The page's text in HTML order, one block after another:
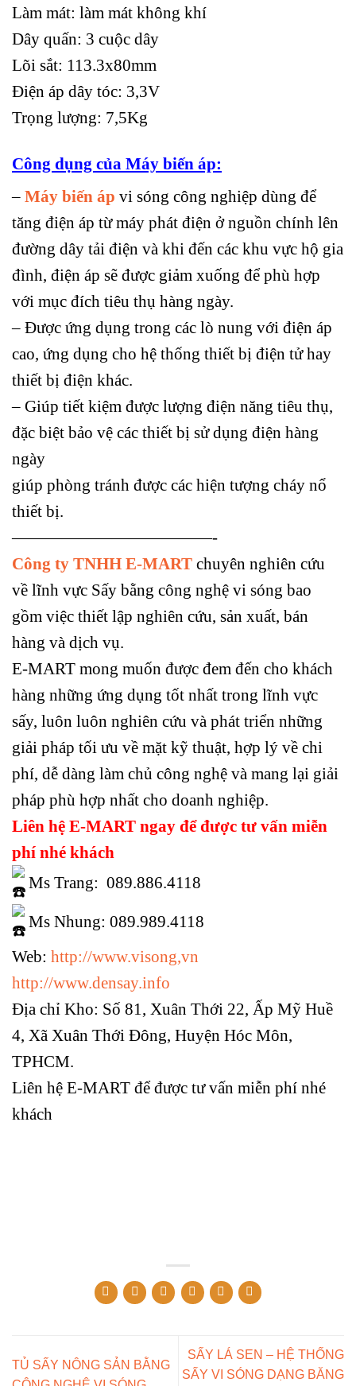
Làm mát: làm mát không khí
Dây quấn: 3 cuộc dây
Lõi sắt: 113.3x80mm
Điện áp dây tóc: 3,3V
Trọng lượng: 7,5Kg
Công dụng của Máy biến áp:
– Máy biến áp vi sóng công nghiệp dùng để
tăng điện áp từ máy phát điện ở nguồn chính lên
đường dây tải điện và khi đến các khu vực hộ gia
đình, điện áp sẽ được giảm xuống để phù hợp
với mục đích tiêu thụ hàng ngày.
– Được ứng dụng trong các lò nung với điện áp
cao, ứng dụng cho hệ thống thiết bị điện tử hay
thiết bị điện khác.
– Giúp tiết kiệm được lượng điện năng tiêu thụ,
đặc biệt bảo vệ các thiết bị sử dụng điện hàng
ngày
giúp phòng tránh được các hiện tượng cháy nổ
thiết bị.
————————————-
Công ty TNHH E-MART chuyên nghiên cứu
về lĩnh vực Sấy bằng công nghệ vi sóng bao
gồm việc thiết lập nghiên cứu, sản xuất, bán
hàng và dịch vụ.
E-MART mong muốn được đem đến cho khách
hàng những ứng dụng tốt nhất trong lĩnh vực
sấy, luôn luôn nghiên cứu và phát triển những
giải pháp tối ưu về mặt kỹ thuật, hợp lý về chi
phí, dễ dàng làm chủ công nghệ và mang lại giải
pháp phù hợp nhất cho doanh nghiệp.
Liên hệ E-MART ngay để được tư vấn miễn
phí nhé khách
Ms Trang: 089.886.4118
Ms Nhung: 089.989.4118
Web: http://www.visong,vn
http://www.densay.info
Địa chỉ Kho: Số 81, Xuân Thới 22, Ấp Mỹ Huề
4, Xã Xuân Thới Đông, Huyện Hóc Môn,
TPHCM.
Liên hệ E-MART để được tư vấn miễn phí nhé
khách
TỦ SẤY NÔNG SẢN BẰNG
SẤY LÁ SEN – HỆ THỐNG
SẤY VI SÓNG DẠNG BĂNG